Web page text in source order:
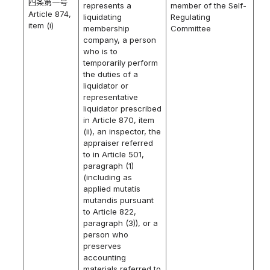
四条第一号
Article 874,
item (i)
represents a
liquidating
membership
company, a person
who is to
temporarily perform
the duties of a
liquidator or
representative
liquidator prescribed
in Article 870, item
(ii), an inspector, the
appraiser referred
to in Article 501,
paragraph (1)
(including as
applied mutatis
mutandis pursuant
to Article 822,
paragraph (3)), or a
person who
preserves
accounting
member of the Self-
Regulating
Committee